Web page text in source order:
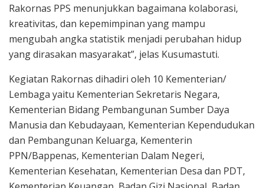
Rakornas PPS menunjukkan bagaimana kolaborasi,
kreativitas, dan kepemimpinan yang mampu
mengubah angka statistik menjadi perubahan hidup
yang dirasakan masyarakat”, jelas Kusumastuti.
Kegiatan Rakornas dihadiri oleh 10 Kementerian/
Lembaga yaitu Kementerian Sekretaris Negara,
Kementerian Bidang Pembangunan Sumber Daya
Manusia dan Kebudayaan, Kementerian Kependudukan
dan Pembangunan Keluarga, Kementerin
PPN/Bappenas, Kementerian Dalam Negeri,
Kementerian Kesehatan, Kementerian Desa dan PDT,